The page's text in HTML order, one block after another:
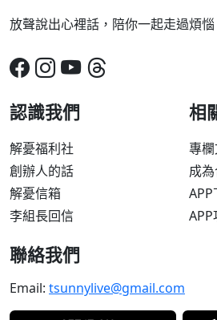
放聲說出心裡話，陪你一起走過煩惱
認識我們
解憂福利社
創辦人的話
解憂信箱
李組長回信
相
專
成
聯絡我們
Email: tsunnylive@gmail.com